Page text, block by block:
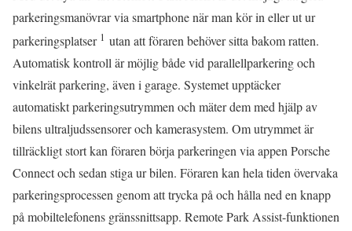
parkeringsmanövrar via smartphone när man kör in eller ut ur
parkeringsplatser1 utan att föraren behöver sitta bakom ratten.
Automatisk kontroll är möjlig både vid parallellparkering och
vinkelrät parkering, även i garage. Systemet upptäcker
automatiskt parkeringsutrymmen och mäter dem med hjälp av
bilens ultraljudssensorer och kamerasystem. Om utrymmet är
tillräckligt stort kan föraren börja parkeringen via appen Porsche
Connect och sedan stiga ur bilen. Föraren kan hela tiden övervaka
parkeringsprocessen genom att trycka på och hålla ned en knapp
på mobiltelefonens gränssnittsapp. Remote Park Assist-funktionen